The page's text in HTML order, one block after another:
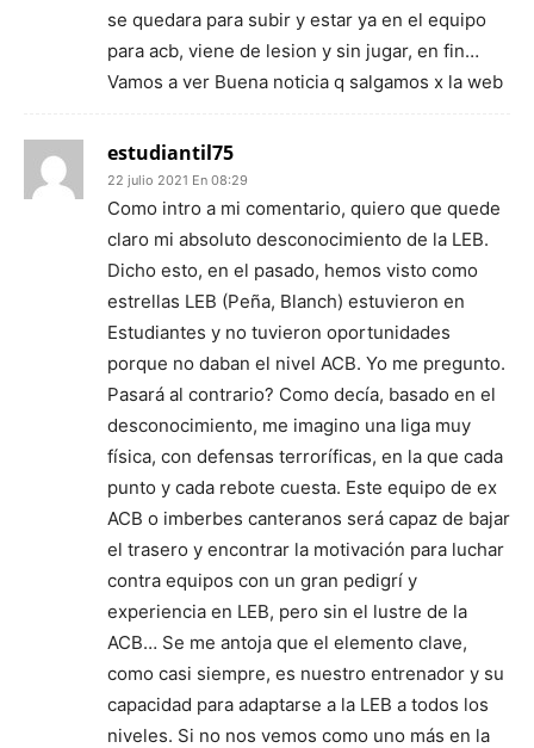
se quedara para subir y estar ya en el equipo
para acb, viene de lesion y sin jugar, en fin…
Vamos a ver Buena noticia q salgamos x la web
estudiantil75
22 julio 2021 En 08:29
Como intro a mi comentario, quiero que quede
claro mi absoluto desconocimiento de la LEB.
Dicho esto, en el pasado, hemos visto como
estrellas LEB (Peña, Blanch) estuvieron en
Estudiantes y no tuvieron oportunidades
porque no daban el nivel ACB. Yo me pregunto.
Pasará al contrario? Como decía, basado en el
desconocimiento, me imagino una liga muy
física, con defensas terroríficas, en la que cada
punto y cada rebote cuesta. Este equipo de ex
ACB o imberbes canteranos será capaz de bajar
el trasero y encontrar la motivación para luchar
contra equipos con un gran pedigrí y
experiencia en LEB, pero sin el lustre de la
ACB… Se me antoja que el elemento clave,
como casi siempre, es nuestro entrenador y su
capacidad para adaptarse a la LEB a todos los
niveles. Si no nos vemos como uno más en la